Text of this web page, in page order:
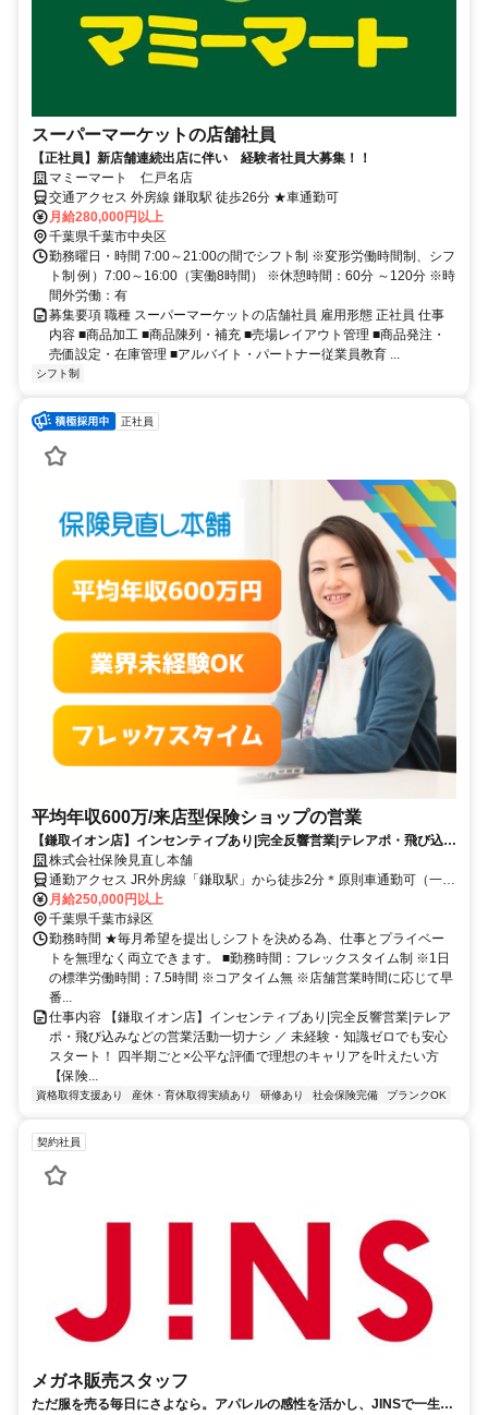
スーパーマーケットの店舗社員
【正社員】新店舗連続出店に伴い 経験者社員大募集！！
マミーマート 仁戸名店
交通アクセス 外房線 鎌取駅 徒歩26分 ★車通勤可
月給280,000円以上
千葉県千葉市中央区
勤務曜日・時間 7:00～21:00の間でシフト制 ※変形労働時間制、シフ
ト制 例）7:00～16:00（実働8時間） ※休憩時間：60分 ～120分 ※時
間外労働：有
募集要項 職種 スーパーマーケットの店舗社員 雇用形態 正社員 仕事
内容 ■商品加工 ■商品陳列・補充 ■売場レイアウト管理 ■商品発注・
売価設定・在庫管理 ■アルバイト・パートナー従業員教育 ...
シフト制
正社員
平均年収600万/来店型保険ショップの営業
【鎌取イオン店】インセンティブあり|完全反響営業|テレアポ・飛び込み
などの営業活動一切ナシ
株式会社保険見直し本舗
通勤アクセス JR外房線「鎌取駅」から徒歩2分＊原則車通勤可（一部
該当しない店舗あり※ご相談ください）
月給250,000円以上
千葉県千葉市緑区
勤務時間 ★毎月希望を提出しシフトを決める為、仕事とプライベー
トを無理なく両立できます。 ■勤務時間：フレックスタイム制 ※1日
の標準労働時間：7.5時間 ※コアタイム無 ※店舗営業時間に応じて早
番...
仕事内容 【鎌取イオン店】インセンティブあり|完全反響営業|テレア
ポ・飛び込みなどの営業活動一切ナシ ／ 未経験・知識ゼロでも安心
スタート！ 四半期ごと×公平な評価で理想のキャリアを叶えたい方
【保険...
資格取得支援あり 産休・育休取得実績あり 研修あり 社会保険完備 ブランクOK
契約社員
メガネ販売スタッフ
ただ服を売る毎日にさよなら。アパレルの感性を活かし、JINSで一生モ